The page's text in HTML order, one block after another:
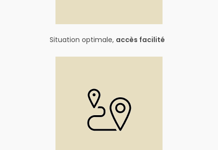
Situation optimale, accès facilité